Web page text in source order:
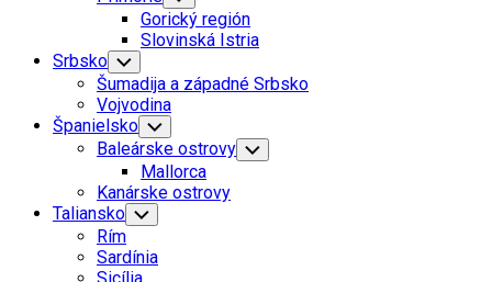
Child
Menu
Gorický región
Slovinská Istria
Srbsko Toggle
Child
Menu
Šumadija a západné Srbsko
Vojvodina
Španielsko Toggle
Child
Menu
Baleárske ostrovy Toggle
Child
Mallorca
Kanárske ostrovy
Taliansko Toggle
Child
Menu
Rím
Sardínia